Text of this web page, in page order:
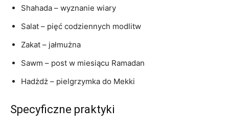
Shahada – wyznanie wiary
Salat – pięć codziennych modlitw
Zakat – jałmużna
Sawm – post w miesiącu Ramadan
Hadżdż – pielgrzymka do Mekki
Specyficzne praktyki